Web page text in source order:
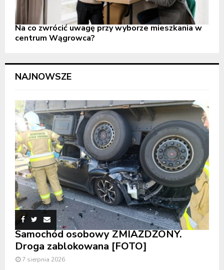
Na co zwrócić uwagę przy wyborze mieszkania w
centrum Wągrowca?
NAJNOWSZE
Samochód osobowy ZMIAŻDŻONY.
Droga zablokowana [FOTO]
7 sierpnia 2026